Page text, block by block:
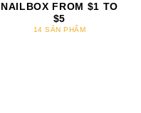
NAILBOX FROM $1 TO
$5
14 SẢN PHẨM